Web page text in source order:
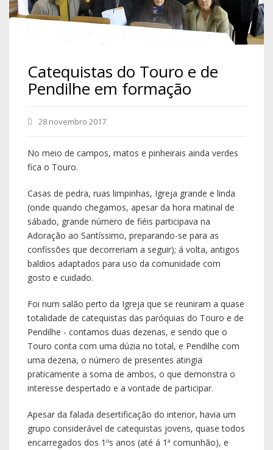
Catequistas do Touro e de
Pendilhe em formação
28 novembro 2017
No meio de campos, matos e pinheirais ainda verdes
fica o Touro.
Casas de pedra, ruas limpinhas, Igreja grande e linda
(onde quando chegamos, apesar da hora matinal de
sábado, grande número de fiéis participava na
Adoração ao Santíssimo, preparando-se para as
confissões que decorreriam a seguir); á volta, antigos
baldios adaptados para uso da comunidade com
gosto e cuidado.
Foi num salão perto da Igreja que se reuniram a quase
totalidade de catequistas das paróquias do Touro e de
Pendilhe - contamos duas dezenas, e sendo que o
Touro conta com uma dúzia no total, e Pendilhe com
uma dezena, o número de presentes atingia
praticamente a soma de ambos, o que demonstra o
interesse despertado e a vontade de participar.
Apesar da falada desertificação do interior, havia um
grupo considerável de catequistas jovens, quase todos
encarregados dos 1ºs anos (até á 1ª comunhão), e